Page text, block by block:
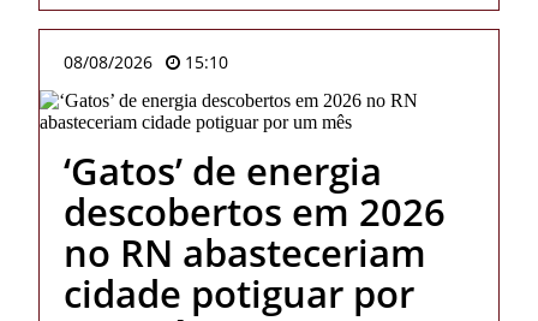
08/08/2026 15:10
‘Gatos’ de energia
descobertos em 2026
no RN abasteceriam
cidade potiguar por